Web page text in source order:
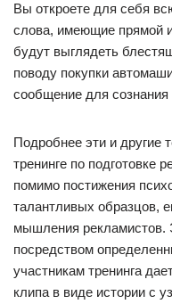
Вы откроете для себя
слова, имеющие прямой
будут выглядеть
поводу покупки
сообщение для сознания
Подробнее эти и другие
тренинге по подготовке
помимо постижения
талантливых образцов,
мышления рекламистов.
посредством
участникам тренинга
клипа в виде истории с